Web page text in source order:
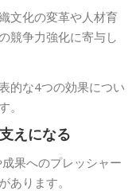
文化の変革や人材育
競争力強化に寄与し
的な4つの効果につい
。
えになる
果へのプレッシャー
あります。